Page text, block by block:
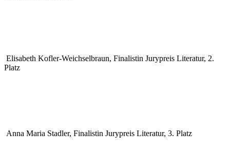
Elisabeth Kofler-Weichselbraun, Finalistin Jurypreis Literatur, 2.
Platz
Anna Maria Stadler, Finalistin Jurypreis Literatur, 3. Platz